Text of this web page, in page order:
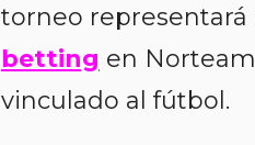
torneo
betting en
vinculado al fútbol.